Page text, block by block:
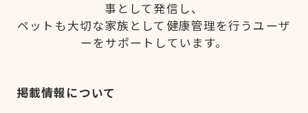
事として発信し、
ペットも大切な家族として健康管理を行うユーザ
ーをサポートしています。
掲載情報について